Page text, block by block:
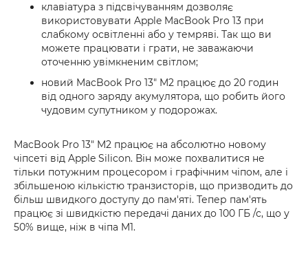
клавіатура з підсвічуванням дозволяє
використовувати Apple MacBook Pro 13 при
слабкому освітленні або у темряві. Так що ви
можете працювати і грати, не заважаючи
оточенню увімкненим світлом;
новий MacBook Pro 13" M2 працює до 20 годин
від одного заряду акумулятора, що робить його
чудовим супутником у подорожах.
MacBook Pro 13" M2 працює на абсолютно новому
чіпсеті від Apple Silicon. Він може похвалитися не
тільки потужним процесором і графічним чіпом, але і
збільшеною кількістю транзисторів, що призводить до
більш швидкого доступу до пам'яті. Тепер пам'ять
працює зі швидкістю передачі даних до 100 ГБ /с, що у
50% вище, ніж в чіпа M1.